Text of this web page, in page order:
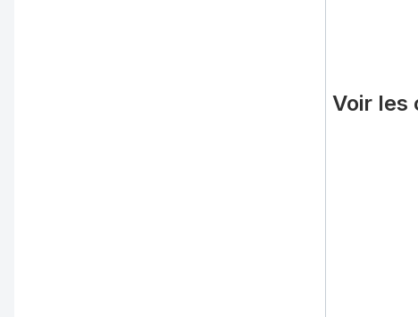
Voir les